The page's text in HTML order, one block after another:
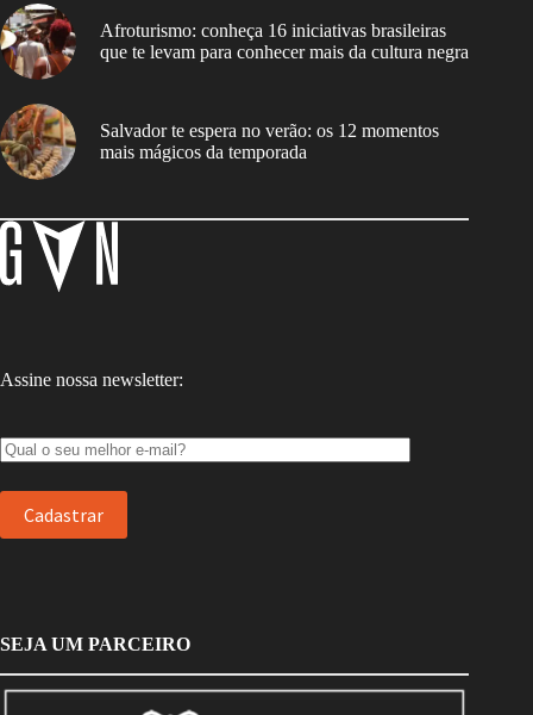
Afroturismo: conheça 16 iniciativas brasileiras
que te levam para conhecer mais da cultura negra
Salvador te espera no verão: os 12 momentos
mais mágicos da temporada
Assine nossa newsletter:
SEJA UM PARCEIRO